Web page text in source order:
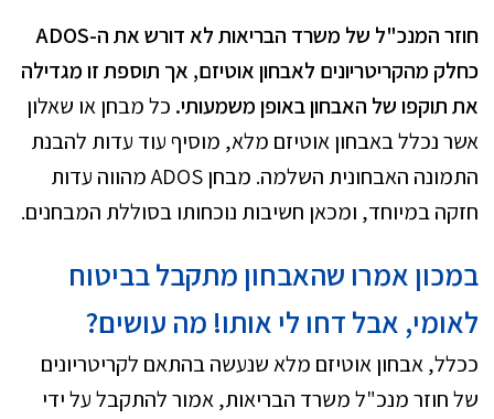
חוזר המנכ"ל של משרד הבריאות לא דורש את ה-ADOS
כחלק מהקריטריונים לאבחון אוטיזם, אך תוספת זו מגדילה
את תוקפו של האבחון באופן משמעותי. כל מבחן או שאלון
אשר נכלל באבחון אוטיזם מלא, מוסיף עוד עדות להבנת
התמונה האבחונית השלמה. מבחן ADOS מהווה עדות
חזקה במיוחד, ומכאן חשיבות נוכחותו בסוללת המבחנים.
במכון אמרו שהאבחון מתקבל בביטוח
לאומי, אבל דחו לי אותו! מה עושים?
ככלל, אבחון אוטיזם מלא שנעשה בהתאם לקריטריונים
של חוזר מנכ"ל משרד הבריאות, אמור להתקבל על ידי